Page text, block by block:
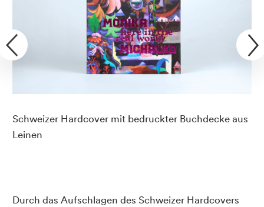
Schweizer Hardcover mit bedruckter Buchdecke aus
Leinen
Durch das Aufschlagen des Schweizer Hardcovers